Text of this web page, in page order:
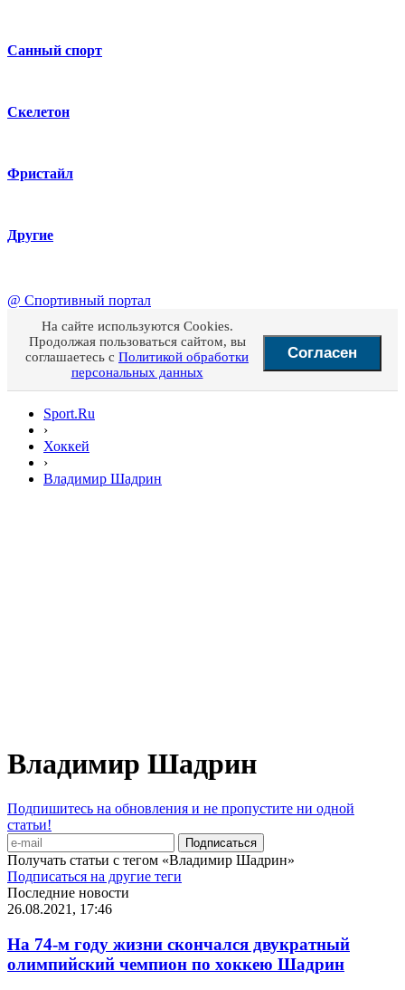
Санный спорт
Скелетон
Фристайл
Другие
@ Спортивный портал
На сайте используются Cookies.
Продолжая пользоваться сайтом, вы
соглашаетесь с Политикой обработки
персональных данных
Согласен
Sport.Ru
›
Хоккей
›
Владимир Шадрин
Владимир Шадрин
Подпишитесь на обновления и не пропустите ни одной
статьи!
Получать статьи с тегом «Владимир Шадрин»
Подписаться на другие теги
Последние новости
26.08.2021, 17:46
На 74-м году жизни скончался двукратный
олимпийский чемпион по хоккею Шадрин